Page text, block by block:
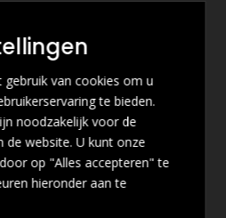
gebruik van cookies om u
te bieden.
noodzakelijk voor de
de website. U kunt onze
op "Alles accepteren" te
hieronder aan te